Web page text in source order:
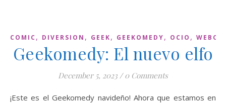
COMIC , DIVERSION , GEEK, GEEKOMEDY, OCIO ,
Geekomedy: El nuevo elfo
December 5, 2023 / 0 Comments
¡Este es el Geekomedy navideño! Ahora que estamos en